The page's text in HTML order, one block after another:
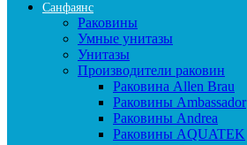
Санфаянс
Раковины
Умные унитазы
Унитазы
Производители раковин
Раковина Allen Brau
Раковины Ambassador
Раковины Andrea
Раковины AQUATEK